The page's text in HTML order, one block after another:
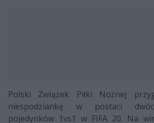
Polski Związek Piłki Nożnej
niespodziankę w postaci
pojedynków 1vs1 w FIFA 20. Na